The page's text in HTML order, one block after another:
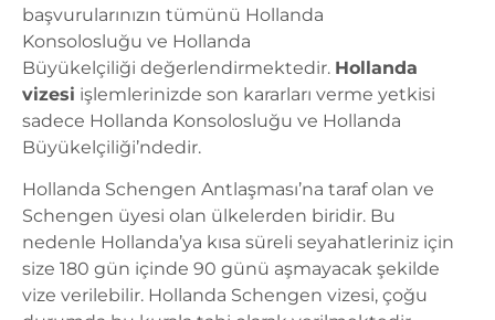
başvurularınızın tümünü Hollanda
Konsolosluğu ve Hollanda
Büyükelçiliği değerlendirmektedir. Hollanda
vizesi işlemlerinizde son kararları verme yetkisi
sadece Hollanda Konsolosluğu ve Hollanda
Büyükelçiliği’ndedir.
Hollanda Schengen Antlaşması’na taraf olan ve
Schengen üyesi olan ülkelerden biridir. Bu
nedenle Hollanda’ya kısa süreli seyahatleriniz için
size 180 gün içinde 90 günü aşmayacak şekilde
vize verilebilir. Hollanda Schengen vizesi, çoğu